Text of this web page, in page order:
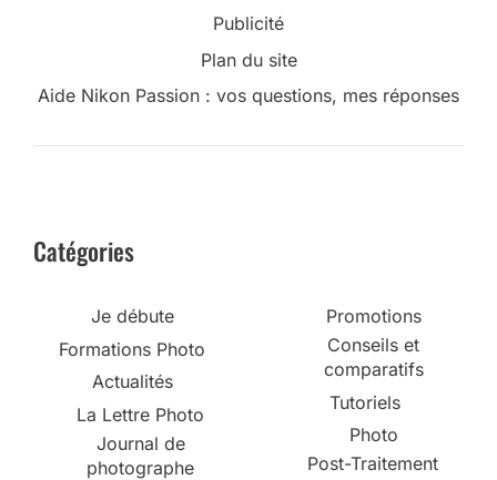
Publicité
Plan du site
Aide Nikon Passion : vos questions, mes réponses
Catégories
Je débute
Formations Photo
Actualités
La Lettre Photo
Journal de
photographe
Promotions
Conseils et
comparatifs
Tutoriels
Photo
Post-Traitement